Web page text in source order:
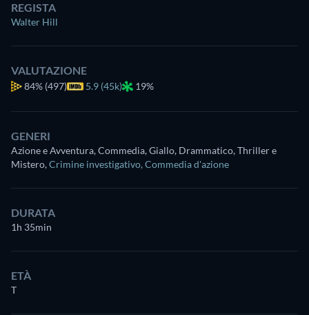
REGISTA
Walter Hill
VALUTAZIONE
84% (497) 5.9 (45k) 19%
GENERI
Azione e Avventura, Commedia, Giallo, Drammatico, Thriller e
Mistero,Crimine investigativo, Commedia d'azione
DURATA
1h 35min
ETÀ
T